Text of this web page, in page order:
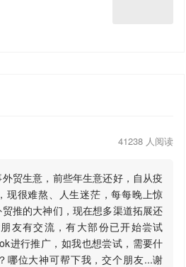
41238 人阅读
贸生意，前些年生意还好，自从疫
现很难熬、人生迷茫，每每晚上惊
推的大神们，现在想多渠道拓展还
友有交流，有大部份已开始尝试
进行推广，如我也想尝试，需要什
哪位大神可帮下我，交个朋友...谢